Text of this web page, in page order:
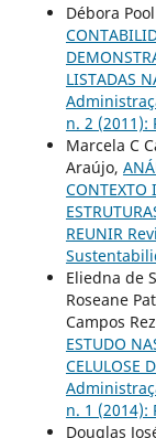
Débora
LISTADAS
n. 2 (2011):
Marcela C
Araújo,
CONTEXTO
REUNIR
Eliedna de
Roseane
Campos
ESTUDO
CELULOSE
n. 1 (2014):
Douglas